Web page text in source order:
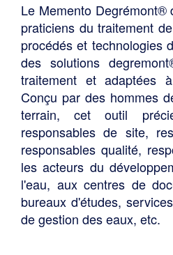
Le Memento Degrémont®
praticiens du traitement
procédés et technologies
des solutions
traitement et adaptées
Conçu par des hommes
terrain, cet outil
responsables de site,
responsables qualité,
les acteurs du
l'eau, aux centres de
bureaux d'études,
de gestion des eaux, etc.